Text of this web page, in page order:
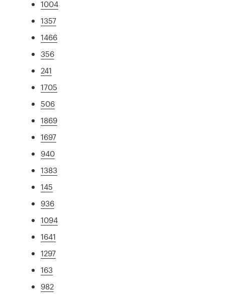
1004
1357
1466
356
241
1705
506
1869
1697
940
1383
145
936
1094
1641
1297
163
982